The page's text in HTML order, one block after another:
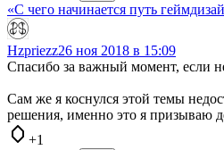
«С чего начинается путь
Hzpriezz26 ноя 2018 в 15:09
Спасибо за важный момент, если
Сам же я коснулся этой темы
решения, именно это я призываю
+1